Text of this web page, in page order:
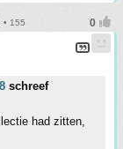
• 155
schreef
had zitten,